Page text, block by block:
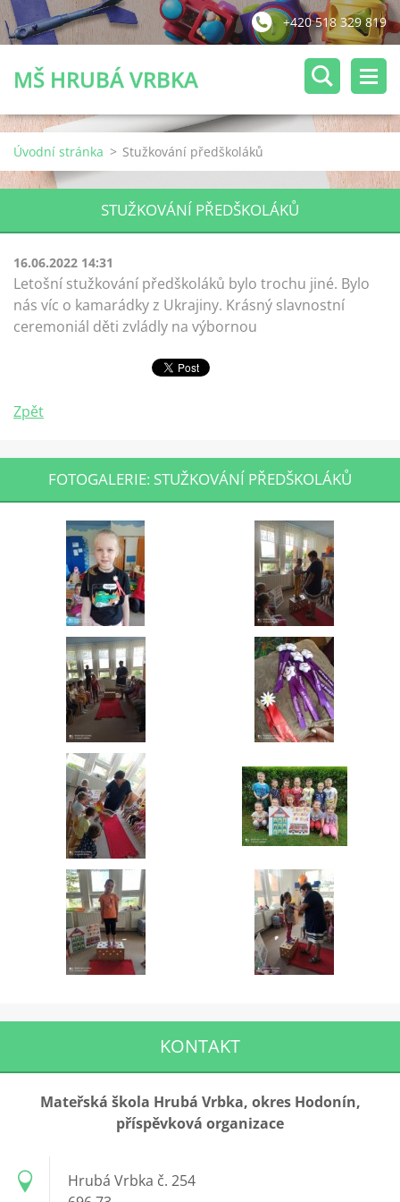
+420 518 329 819
MŠ HRUBÁ VRBKA
Úvodní stránka > Stužkování předškoláků
STUŽKOVÁNÍ PŘEDŠKOLÁKŮ
16.06.2022 14:31
Letošní stužkování předškoláků bylo trochu jiné. Bylo
nás víc o kamarádky z Ukrajiny. Krásný slavnostní
ceremoniál děti zvládly na výbornou
Zpět
FOTOGALERIE: STUŽKOVÁNÍ PŘEDŠKOLÁKŮ
KONTAKT
Mateřská škola Hrubá Vrbka, okres Hodonín,
příspěvková organizace
Hrubá Vrbka č. 254